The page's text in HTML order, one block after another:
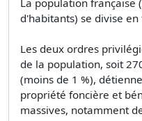
d'habitants) se divise
Les deux ordres
de la population, soit
(moins de 1 %),
propriété foncière et
massives, notamment